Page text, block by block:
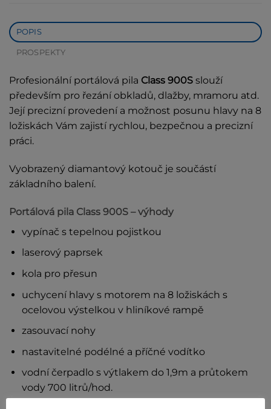
POPIS
PROSPEKTY
Profesionální portálová pila Class 900S slouží
především pro řezání obkladů, dlažby, mramoru atd.
Její precizní provedení a možnost posunu hlavy na 8
ložiskách Vám zajistí rychlou, bezpečnou a precizní
práci.
Vyobrazený diamantový kotouč je součástí
základního balení.
Portálová pila Class 900S – výhody
vypínač s tepelnou pojistkou
laserový paprsek
kola pro přesun
uchycení hlavy s motorem na 8 ložiskách s
ocelovou výstelkou v hliníkové rampě
zasouvací nohy
nastavitelné podélné a příčné vodítko
vodní čerpadlo s výtlakem do 1,9m a průtokem
vody 700 litrů/hod.